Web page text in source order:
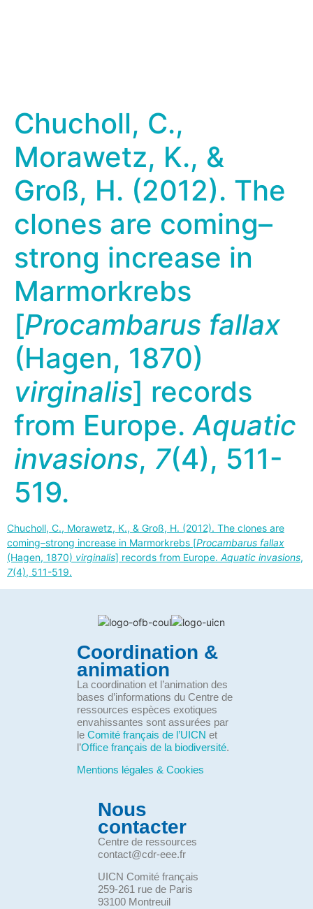
Chucholl, C.,
Morawetz, K., &
Groß, H. (2012). The
clones are coming–
strong increase in
Marmorkrebs
[Procambarus fallax
(Hagen, 1870)
virginalis] records
from Europe.Aquatic
invasions, 7(4), 511-
519.
Chucholl, C., Morawetz, K., & Groß, H. (2012). The clones are
coming–strong increase in Marmorkrebs [Procambarus fallax
(Hagen, 1870) virginalis] records from Europe. Aquatic invasions,
7(4), 511-519.
Coordination &
animation
La coordination et l’animation des
bases d’informations du Centre de
ressources espèces exotiques
envahissantes sont assurées par
le Comité français de l’UICN et
l’Office français de la biodiversité.
Mentions légales & Cookies
Nous
contacter
Centre de ressources
contact@cdr-eee.fr
UICN Comité français
259-261 rue de Paris
93100 Montreuil